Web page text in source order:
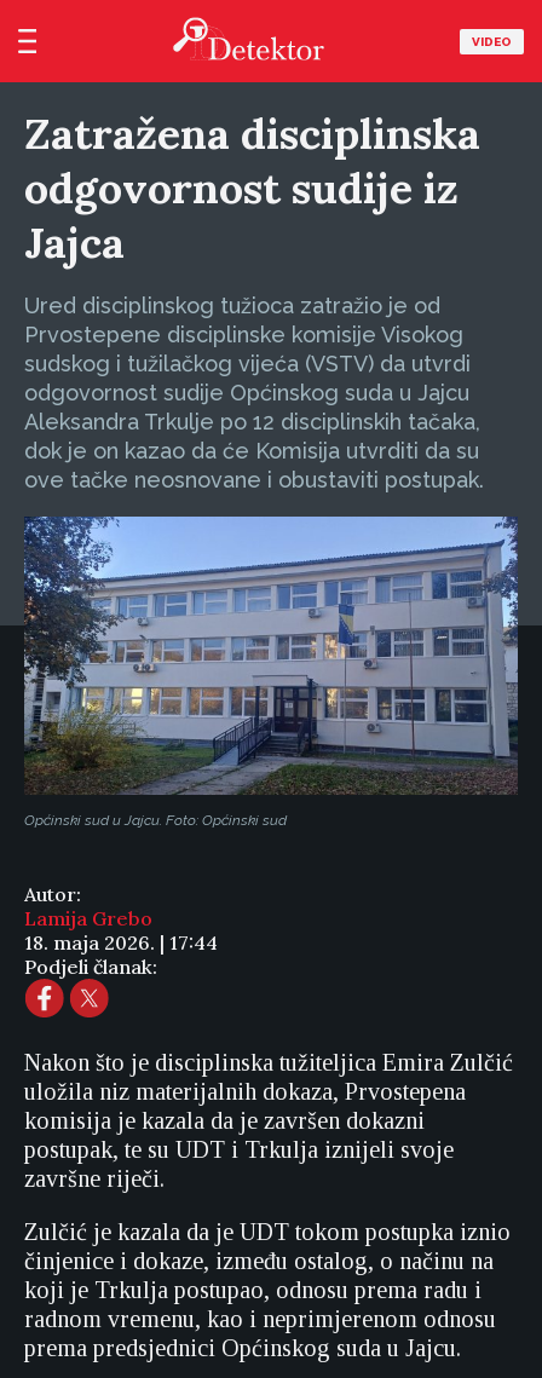
VIDEO
Zatražena disciplinska
odgovornost sudije iz
Jajca
Ured disciplinskog tužioca zatražio je od
Prvostepene disciplinske komisije Visokog
sudskog i tužilačkog vijeća (VSTV) da utvrdi
odgovornost sudije Općinskog suda u Jajcu
Aleksandra Trkulje po 12 disciplinskih tačaka,
dok je on kazao da će Komisija utvrditi da su
ove tačke neosnovane i obustaviti postupak.
Općinski sud u Jajcu. Foto: Općinski sud
Autor:
Lamija Grebo
18. maja 2026. | 17:44
Podjeli članak:
Nakon što je disciplinska tužiteljica Emira Zulčić
uložila niz materijalnih dokaza, Prvostepena
komisija je kazala da je završen dokazni
postupak, te su UDT i Trkulja iznijeli svoje
završne riječi.
Zulčić je kazala da je UDT tokom postupka iznio
činjenice i dokaze, između ostalog, o načinu na
koji je Trkulja postupao, odnosu prema radu i
radnom vremenu, kao i neprimjerenom odnosu
prema predsjednici Općinskog suda u Jajcu.